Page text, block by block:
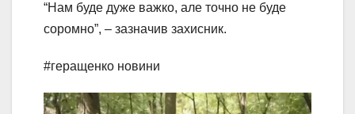
“Нам буде дуже важко, але точно не буде
соромно”, – зазначив захисник.
#геращенко новини